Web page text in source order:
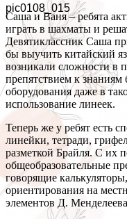
pic0108_015
Саша и Ваня – ребята
играть в шахматы и
Девятиклассник Саша
бы выучить китайский
возникали сложности в
препятствием к знаниям
оборудования даже в
использование линеек.
Теперь же у ребят есть
линейки, тетради,
разметкой Брайля. С их
общеобразовательные
говорящие
ориентирования на
элементов Д.